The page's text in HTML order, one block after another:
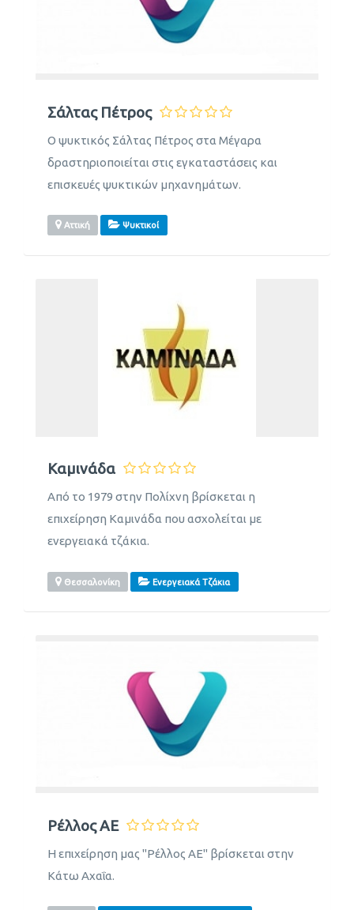
Σάλτας Πέτρος
Ο ψυκτικός Σάλτας Πέτρος στα Μέγαρα
δραστηριοποιείται στις εγκαταστάσεις και
επισκευές ψυκτικών μηχανημάτων.
Αττική Ψυκτικοί
Καμινάδα
Από το 1979 στην Πολίχνη βρίσκεται η
επιχείρηση Καμινάδα που ασχολείται με
ενεργειακά τζάκια.
Θεσσαλονίκη Ενεργειακά Τζάκια
Ρέλλος ΑΕ
Η επιχείρηση μας "Ρέλλος ΑΕ" βρίσκεται στην
Κάτω Αχαΐα.